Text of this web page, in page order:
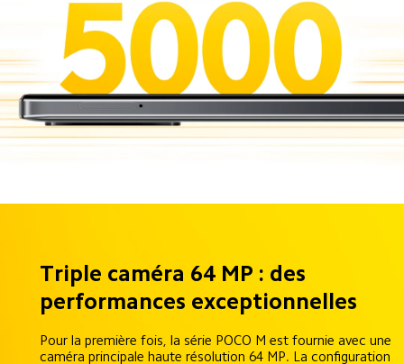
Triple caméra 64 MP : des
performances exceptionnelles
Pour la première fois, la série POCO M est fournie avec une
caméra principale haute résolution 64 MP. La configuration